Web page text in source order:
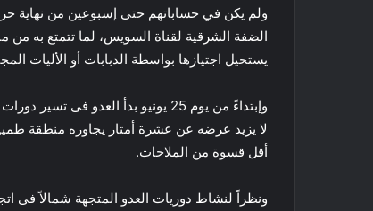
ولم يكن في حساباتهم حتى إسبوعين من نهاية
الضفة الشرقية لقناة السويس، لما تتمتع به
يستحيل اجتيازها بواسطة الدبابات أو الأليات
وإبتداءً من يوم 25 يونيو بدأ
لا يزيد عرضه عن عشرة أمتار يجاوره منطقة
أقل قسوة من الملاحات.
ونظراً لنشاط دوريات العدو المتجهة شمالاً فى